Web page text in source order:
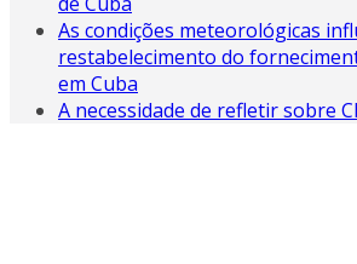
As condições meteorológicas
restabelecimento do
em Cuba
A necessidade de refletir sobre